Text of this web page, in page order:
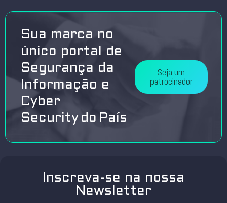
Sua marca no
único portal de
Segurança da
Informação e
Cyber
Security do País
Seja um
patrocinador
Inscreva-se na nossa
Newsletter